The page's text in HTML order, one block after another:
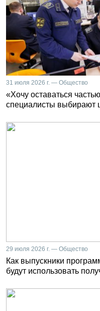
31 июля 2026 г. — Общество
«Хочу оставаться
специалисты выбирают
29 июля 2026 г. — Общество
Как выпускники
будут использовать